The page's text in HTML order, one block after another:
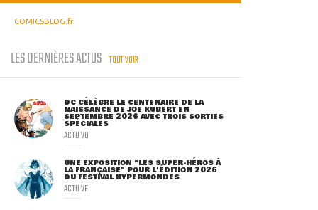
COMICSBLOG.fr
LES DERNIÈRES ACTUS TOUT VOIR
DC CÉLÈBRE LE CENTENAIRE DE LA
NAISSANCE DE JOE KUBERT EN
SEPTEMBRE 2026 AVEC TROIS SORTIES
SPÉCIALES
ACTU VO
UNE EXPOSITION "LES SUPER-HÉROS À
LA FRANÇAISE" POUR L'ÉDITION 2026
DU FESTIVAL HYPERMONDES
ACTU VF